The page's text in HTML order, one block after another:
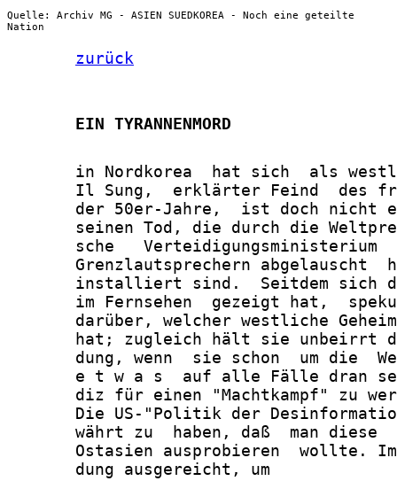
Quelle: Archiv MG - ASIEN SUEDKOREA - Noch eine geteilte
Nation
zurück
       EIN TYRANNENMORD
in Nordkorea  hat sich  als
Il Sung,  erklärter Feind  des
der 50er-Jahre,  ist doch nicht
seinen Tod, die durch die
sche   Verteidigungsministerium
Grenzlautsprechern abgelauscht
installiert sind.  Seitdem sich
im Fernsehen  gezeigt hat,
darüber, welcher westliche
hat; zugleich hält sie unbeirrt
dung, wenn  sie schon  um die
e t w a s  auf alle Fälle dran
diz für einen "Machtkampf" zu
Die US-"Politik der
währt zu  haben, daß  man diese
Ostasien ausprobieren  wollte.
       dung ausgereicht, um